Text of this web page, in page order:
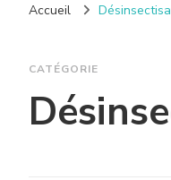
Accueil
CATÉGORIE